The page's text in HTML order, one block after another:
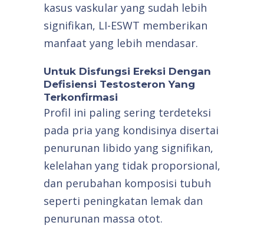
kasus vaskular yang sudah lebih
signifikan, LI-ESWT memberikan
manfaat yang lebih mendasar.
Untuk Disfungsi Ereksi Dengan
Defisiensi Testosteron Yang
Terkonfirmasi
Profil ini paling sering terdeteksi
pada pria yang kondisinya disertai
penurunan libido yang signifikan,
kelelahan yang tidak proporsional,
dan perubahan komposisi tubuh
seperti peningkatan lemak dan
penurunan massa otot.